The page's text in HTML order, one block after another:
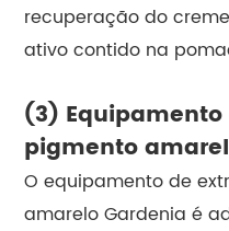
recuperação do
ativo contido na
(3)
pigmento
O equipamento de
amarelo Gardenia é